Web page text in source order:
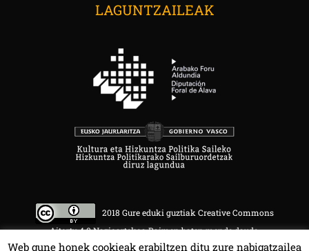
LAGUNTZAILEAK
2018 Gure eduki guztiak Creative Commons
Aitortu 4.0 Nazioartekoa Baimen baten mende daude.
Web gune honek cookieak erabiltzen ditu zure nabigatzailea